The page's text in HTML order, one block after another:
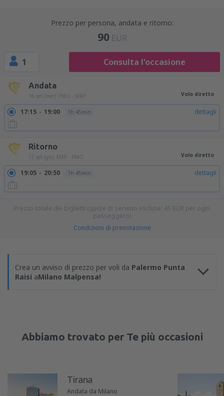
Prezzo per persona, andata e ritorno:
90 EUR
1 Consulta l'occasione
Andata
16 set (mer) PMO - MXP Volo diretto
17:15 19:00 1h 45min dettagli
Ritorno
17 set (gio) MXP - PMO Volo diretto
19:05 20:50 1h 45min dettagli
Prezzo totale dei biglietti (quote di servizio escluse: 41 EUR per ogni
passeggero)
Condizioni di prenotazione
Crea un avviso di prezzo per voli da Palermo Punta
Raisi aMilano Malpensa!
Abbiamo trovato per Te più occasioni
Tirana
Andata da Milano